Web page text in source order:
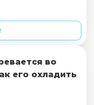
во
его охладить